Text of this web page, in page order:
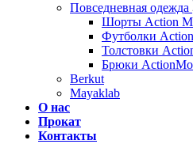
Повседневная одежда
Шорты Action
Футболки
Толстовки
Брюки
Berkut
Mayaklab
О нас
Прокат
Контакты